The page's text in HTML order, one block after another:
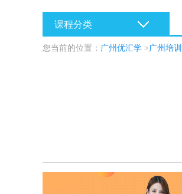
课程分类
您当前的位置： 广州优汇学 >广州培训